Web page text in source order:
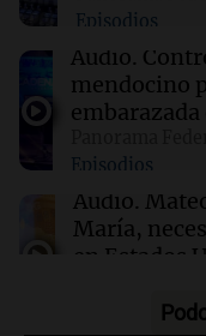
Murió
del
época
Fieles
pidiendo pan,
Episodios
Audio.
mendocino
Episodios
Audio.
María,
en Estados